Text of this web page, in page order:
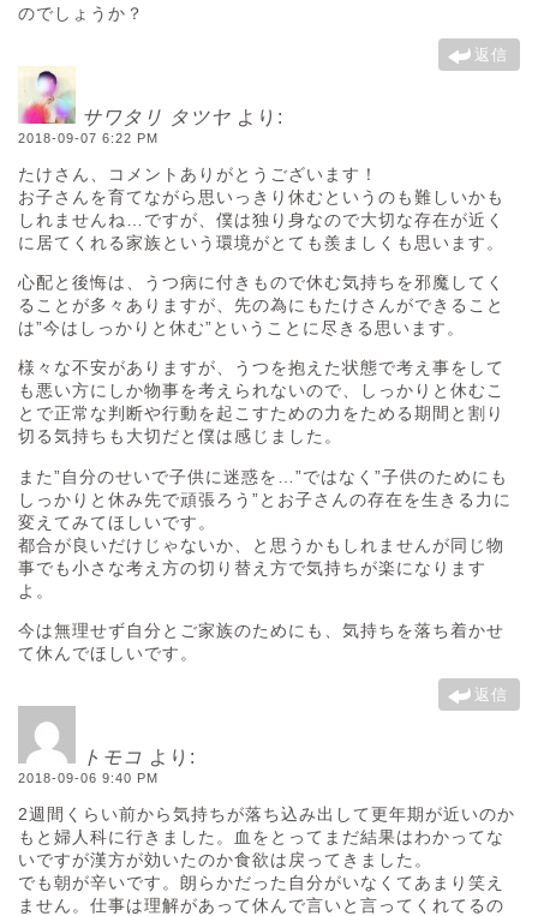
のでしょうか？
返信
サワタリ タツヤ より:
2018-09-07 6:22 PM
たけさん、コメントありがとうございます！
お子さんを育てながら思いっきり休むというのも難しいかも
しれませんね…ですが、僕は独り身なので大切な存在が近く
に居てくれる家族という環境がとても羨ましくも思います。
心配と後悔は、うつ病に付きもので休む気持ちを邪魔してく
ることが多々ありますが、先の為にもたけさんができること
は”今はしっかりと休む”ということに尽きる思います。
様々な不安がありますが、うつを抱えた状態で考え事をして
も悪い方にしか物事を考えられないので、しっかりと休むこ
とで正常な判断や行動を起こすための力をためる期間と割り
切る気持ちも大切だと僕は感じました。
また”自分のせいで子供に迷惑を…”ではなく”子供のためにも
しっかりと休み先で頑張ろう”とお子さんの存在を生きる力に
変えてみてほしいです。
都合が良いだけじゃないか、と思うかもしれませんが同じ物
事でも小さな考え方の切り替え方で気持ちが楽になります
よ。
今は無理せず自分とご家族のためにも、気持ちを落ち着かせ
て休んでほしいです。
返信
トモコ より:
2018-09-06 9:40 PM
2週間くらい前から気持ちが落ち込み出して更年期が近いのか
もと婦人科に行きました。血をとってまだ結果はわかってな
いですが漢方が効いたのか食欲は戻ってきました。
でも朝が辛いです。朗らかだった自分がいなくてあまり笑え
ません。仕事は理解があって休んで言いと言ってくれてるの